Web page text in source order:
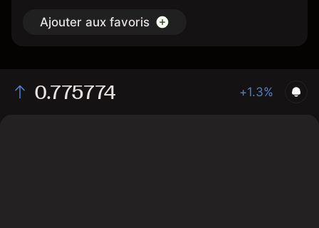
Ajouter aux favoris
0.775774 +1.3%